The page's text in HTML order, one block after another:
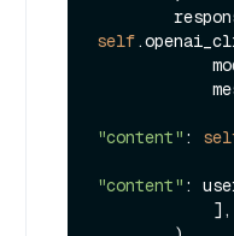
self
"content" :
"content" :